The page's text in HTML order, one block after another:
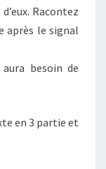
Racontez
après le signal
besoin de
en 3 partie et